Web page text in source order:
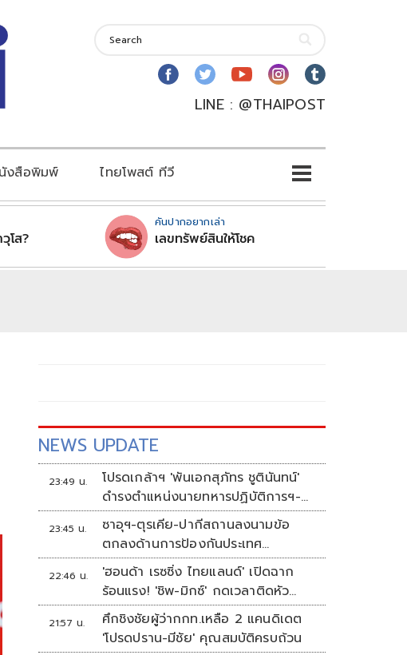
LINE : @THAIPOST
งสือพิมพ์ ไทยโพสต์ ทีวี
โส?
คันปากอยากเล่า
เลขทรัพย์สินให้โชค
NEWS UPDATE
23:49 น.
โปรดเกล้าฯ 'พันเอกสุภัทร ชูตินันทน์'
ดำรงตำแหน่งนายทหารปฏิบัติการฯ-
พระราชทานยศ 'พลตรี'
23:45 น.
ซาอุฯ-ตุรเคีย-ปากีสถานลงนามข้อ
ตกลงด้านการป้องกันประเทศ
ท่ามกลางสงครามในภูมิภาค
22:46 น.
'ฮอนด้า เรซซิ่ง ไทยแลนด์' เปิดฉาก
ร้อนแรง! 'ชิพ-มิกซ์' กดเวลาติดหัว
แถว ARRC สนาม 4 ที่มัลดาลิกา
21:57 น.
ศึกชิงชัยผู้ว่ากกท.เหลือ 2 แคนดิเดต
'โปรดปราน-มีชัย' คุณสมบัติครบถ้วน